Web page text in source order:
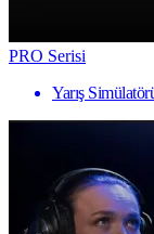
PRO Serisi
Yarış